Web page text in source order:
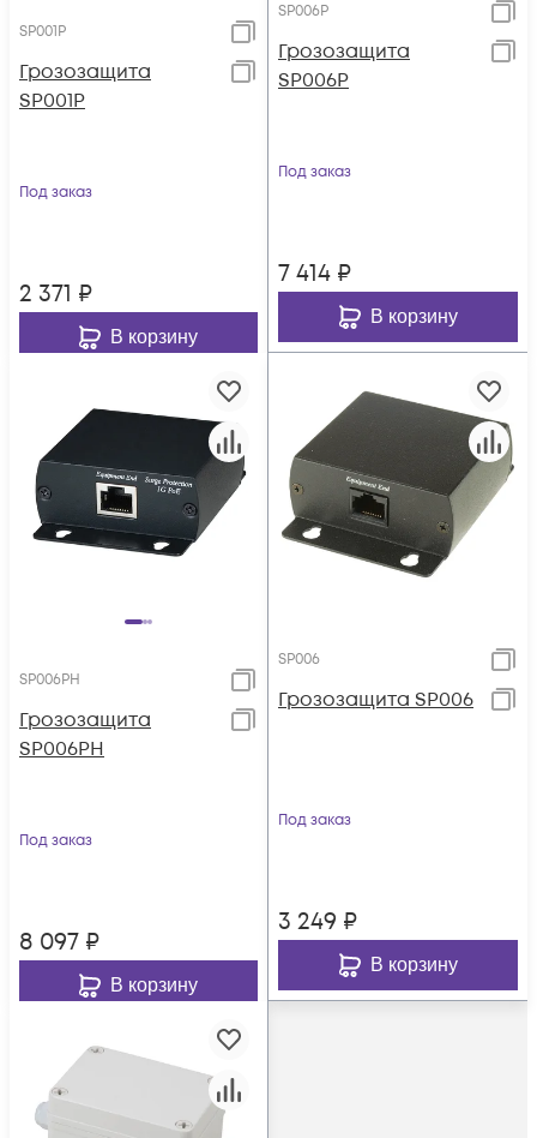
SP001P
Грозозащита
SP001P
Под заказ
2 371 ₽
В корзину
SP006P
Грозозащита
SP006P
Под заказ
7 414 ₽
В корзину
SP006PH
Грозозащита
SP006PH
Под заказ
8 097 ₽
В корзину
SP006
Грозозащита SP006
Под заказ
3 249 ₽
В корзину